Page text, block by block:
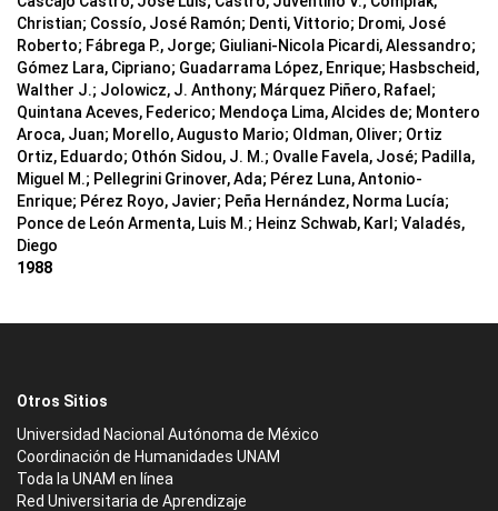
Christian; Cossío, José Ramón; Denti, Vittorio; Dromi, José
Roberto; Fábrega P., Jorge; Giuliani-Nicola Picardi, Alessandro;
Gómez Lara, Cipriano; Guadarrama López, Enrique; Hasbscheid,
Walther J.; Jolowicz, J. Anthony; Márquez Piñero, Rafael;
Quintana Aceves, Federico; Mendoça Lima, Alcides de; Montero
Aroca, Juan; Morello, Augusto Mario; Oldman, Oliver; Ortiz
Ortiz, Eduardo; Othón Sidou, J. M.; Ovalle Favela, José; Padilla,
Miguel M.; Pellegrini Grinover, Ada; Pérez Luna, Antonio-
Enrique; Pérez Royo, Javier; Peña Hernández, Norma Lucía;
Ponce de León Armenta, Luis M.; Heinz Schwab, Karl; Valadés,
Diego
1988
Otros Sitios
Universidad Nacional Autónoma de México
Coordinación de Humanidades UNAM
Toda la UNAM en línea
Red Universitaria de Aprendizaje